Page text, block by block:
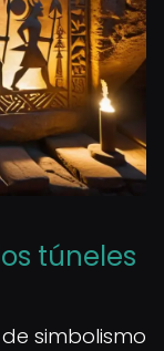
túneles
simbolismo